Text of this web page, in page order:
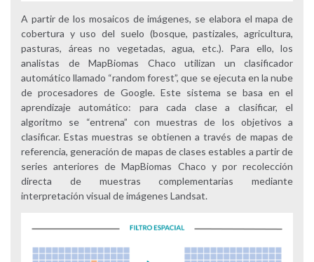
A partir de los mosaicos de imágenes, se elabora el mapa de
cobertura y uso del suelo (bosque, pastizales, agricultura,
pasturas, áreas no vegetadas, agua, etc.). Para ello, los
analistas de MapBiomas Chaco utilizan un clasificador
automático llamado “random forest”, que se ejecuta en la nube
de procesadores de Google. Este sistema se basa en el
aprendizaje automático: para cada clase a clasificar, el
algoritmo se “entrena” con muestras de los objetivos a
clasificar. Estas muestras se obtienen a través de mapas de
referencia, generación de mapas de clases estables a partir de
series anteriores de MapBiomas Chaco y por recolección
directa de muestras complementarias mediante
interpretación visual de imágenes Landsat.